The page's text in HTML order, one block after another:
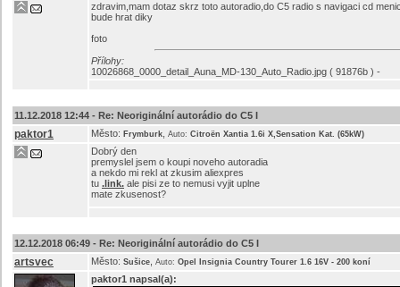
zdravim,mam dotaz skrz toto autoradio,do C5 radio s navigaci cd
bude hrat diky
foto
Přílohy:
10026868_0000_detail_Auna_MD-130_Auto_Radio.jpg ( 91876b ) -
11.12.2018 12:44 - Re: Neoriginální autorádio do C5 I
paktor1 Město: Frymburk Auto: Citroën Xantia 1.6i X,Sensation Kat. (65kW)
Dobrý den
premyslel jsem o koupi noveho autoradia
a nekdo mi rekl at zkusim aliexpres
tu .link. ale pisi ze to nemusi vyjit uplne
mate zkusenost?
12.12.2018 06:49 - Re: Neoriginální autorádio do C5 I
artsvec Město: Sušice Auto: Opel Insignia Country Tourer 1.6 16V - 200 koní
paktor1 napsal(a):